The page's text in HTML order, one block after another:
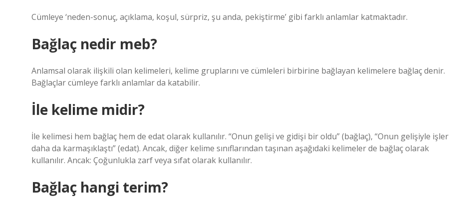
Cümleye ‘neden-sonuç, açıklama, koşul, sürpriz, şu anda, pekiştirme’ gibi farklı anlamlar katmaktadır.
Bağlaç nedir meb?
Anlamsal olarak ilişkili olan kelimeleri, kelime gruplarını ve cümleleri birbirine bağlayan kelimelere bağlaç denir.
Bağlaçlar cümleye farklı anlamlar da katabilir.
İle kelime midir?
İle kelimesi hem bağlaç hem de edat olarak kullanılır. “Onun gelişi ve gidişi bir oldu” (bağlaç), “Onun gelişiyle işler
daha da karmaşıklaştı” (edat). Ancak, diğer kelime sınıflarından taşınan aşağıdaki kelimeler de bağlaç olarak
kullanılır. Ancak: Çoğunlukla zarf veya sıfat olarak kullanılır.
Bağlaç hangi terim?